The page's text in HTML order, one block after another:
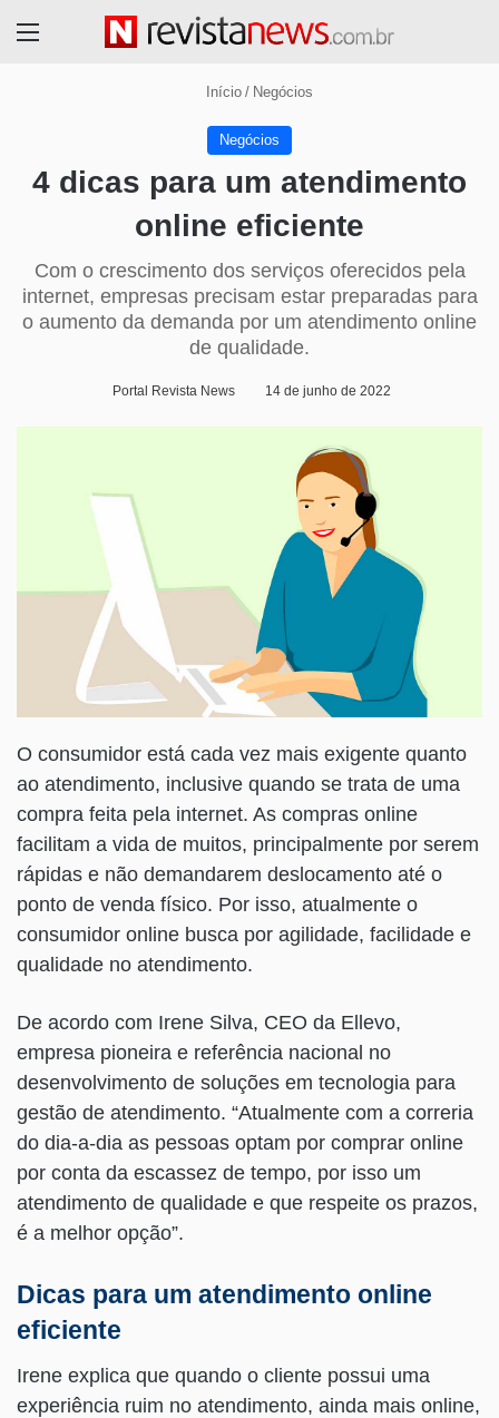
Início / Negócios
Negócios
4 dicas para um atendimento
online eficiente
Com o crescimento dos serviços oferecidos pela
internet, empresas precisam estar preparadas para
o aumento da demanda por um atendimento online
de qualidade.
Portal Revista News 14 de junho de 2022
O consumidor está cada vez mais exigente quanto
ao atendimento, inclusive quando se trata de uma
compra feita pela internet. As compras online
facilitam a vida de muitos, principalmente por serem
rápidas e não demandarem deslocamento até o
ponto de venda físico. Por isso, atualmente o
consumidor online busca por agilidade, facilidade e
qualidade no atendimento.
De acordo com Irene Silva, CEO da Ellevo,
empresa pioneira e referência nacional no
desenvolvimento de soluções em tecnologia para
gestão de atendimento. “Atualmente com a correria
do dia-a-dia as pessoas optam por comprar online
por conta da escassez de tempo, por isso um
atendimento de qualidade e que respeite os prazos,
é a melhor opção”.
Dicas para um atendimento online
eficiente
Irene explica que quando o cliente possui uma
experiência ruim no atendimento, ainda mais online,